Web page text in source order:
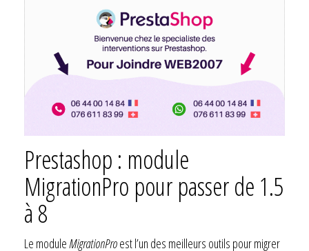
Prestashop : module
MigrationPro pour passer de 1.5
à 8
Le moduleMigrationProest l’un des meilleurs outils pour migrer